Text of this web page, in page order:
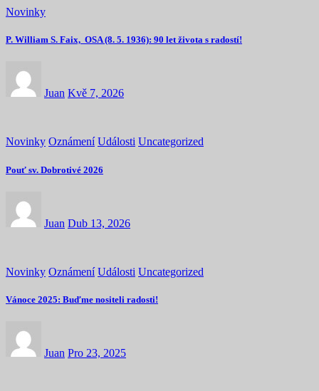
Novinky
P. William S. Faix, OSA (8. 5. 1936): 90 let života s radostí!
Juan Kvě 7, 2026
Novinky Oznámení Události Uncategorized
Pouť sv. Dobrotivé 2026
Juan Dub 13, 2026
Novinky Oznámení Události Uncategorized
Vánoce 2025: Buďme nositeli radosti!
Juan Pro 23, 2025